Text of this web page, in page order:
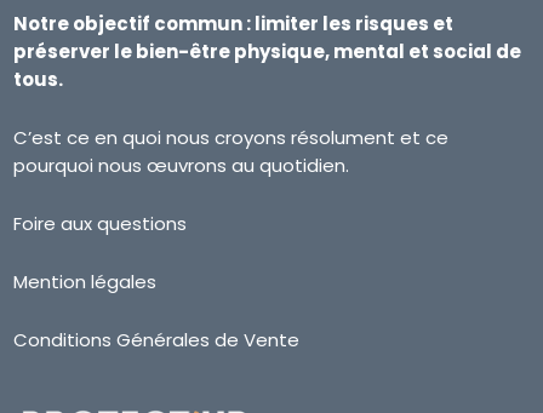
Notre objectif commun : limiter les risques et
préserver le bien-être physique, mental et social de
tous.
C’est ce en quoi nous croyons résolument et ce
pourquoi nous œuvrons au quotidien.
Foire aux questions
Mention légales
Conditions Générales de Vente